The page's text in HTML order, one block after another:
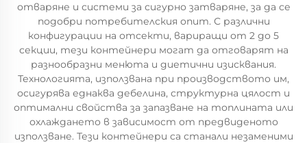
отваряне и системи за сигурно затваряне, за да се
подобри потребителския опит. С различни
конфигурации на отсекти, вариращи от 2 до 5
секции, тези контейнери могат да отговарят на
разнообразни менюта и диетични изисквания.
Технологията, използвана при производството им,
осигурява еднаква дебелина, структурна цялост и
оптимални свойства за запазване на топлината или
охлаждането в зависимост от предвиденото
използване. Тези контейнери са станали незаменими